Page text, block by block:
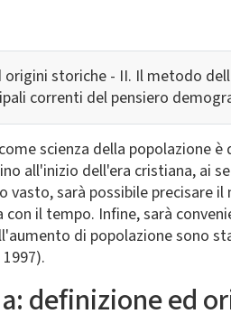
storiche - II. Il metodo
correnti del pensiero
scienza della popolazione
all'inizio dell'era cristiana, ai
vasto, sarà possibile
il tempo. Infine, sarà
di popolazione sono
definizione ed